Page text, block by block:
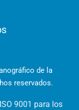
de la
reservados.
9001 para los